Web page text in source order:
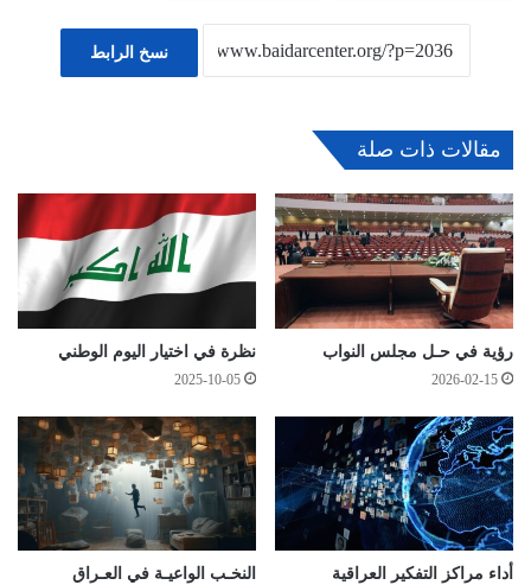
نسخ الرابط
مقالات ذات صلة
رؤية في حـل مجلس النواب
2026-02-15
نظرة في اختيار اليوم الوطني
2025-10-05
أداء مراكز التفكير العراقية النخـب الواعيـة في العـراق